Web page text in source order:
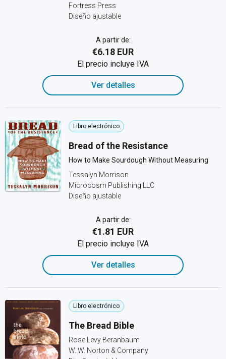
Fortress Press
Diseño ajustable
A partir de:
€6.18 EUR
El precio incluye IVA
Ver detalles
Libro electrónico
Bread of the Resistance
How to Make Sourdough Without Measuring
Tessalyn Morrison
Microcosm Publishing LLC
Diseño ajustable
A partir de:
€1.81 EUR
El precio incluye IVA
Ver detalles
Libro electrónico
The Bread Bible
Rose Levy Beranbaum
W. W. Norton & Company